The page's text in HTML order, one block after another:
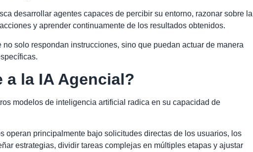
desarrollar agentes capaces de percibir su entorno, razonar sobre la
y aprender continuamente de los resultados obtenidos.
solo respondan instrucciones, sino que puedan actuar de manera
la IA Agencial?
modelos de inteligencia artificial radica en su capacidad de
operan principalmente bajo solicitudes directas de los usuarios, los
estrategias, dividir tareas complejas en múltiples etapas y ajustar